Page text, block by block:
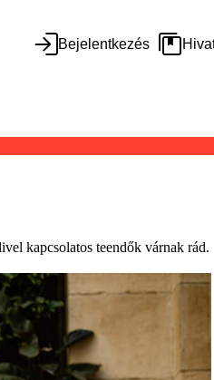
Bejelentkezés
kapcsolatos teendők várnak rád.